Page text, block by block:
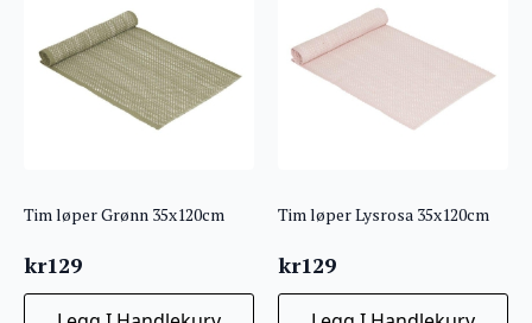
Tim løper Grønn 35x120cm
kr129
Tim løper Lysrosa 35x120cm
kr129